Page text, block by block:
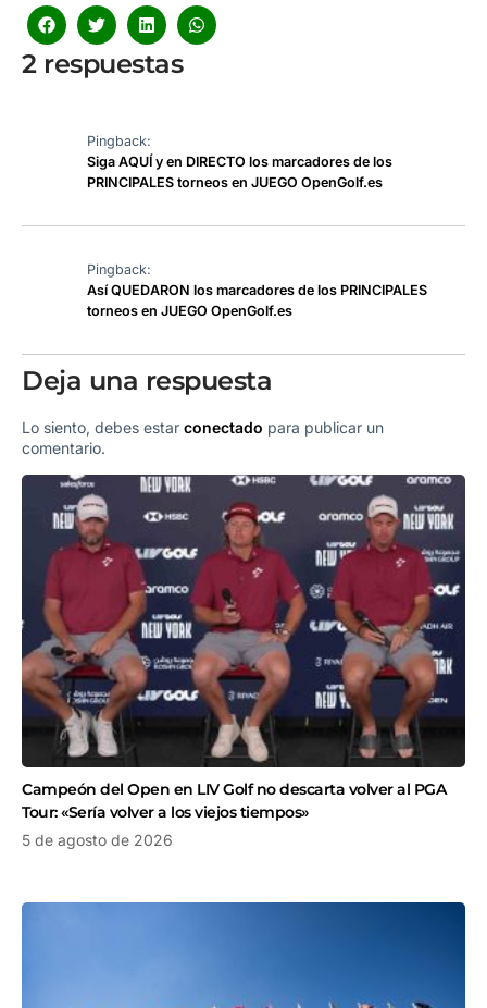
2 respuestas
Pingback:
Siga AQUÍ y en DIRECTO los marcadores de los
PRINCIPALES torneos en JUEGO OpenGolf.es
Pingback:
Así QUEDARON los marcadores de los PRINCIPALES
torneos en JUEGO OpenGolf.es
Deja una respuesta
Lo siento, debes estar conectado para publicar un
comentario.
Campeón del Open en LIV Golf no descarta volver al PGA
Tour: «Sería volver a los viejos tiempos»
5 de agosto de 2026